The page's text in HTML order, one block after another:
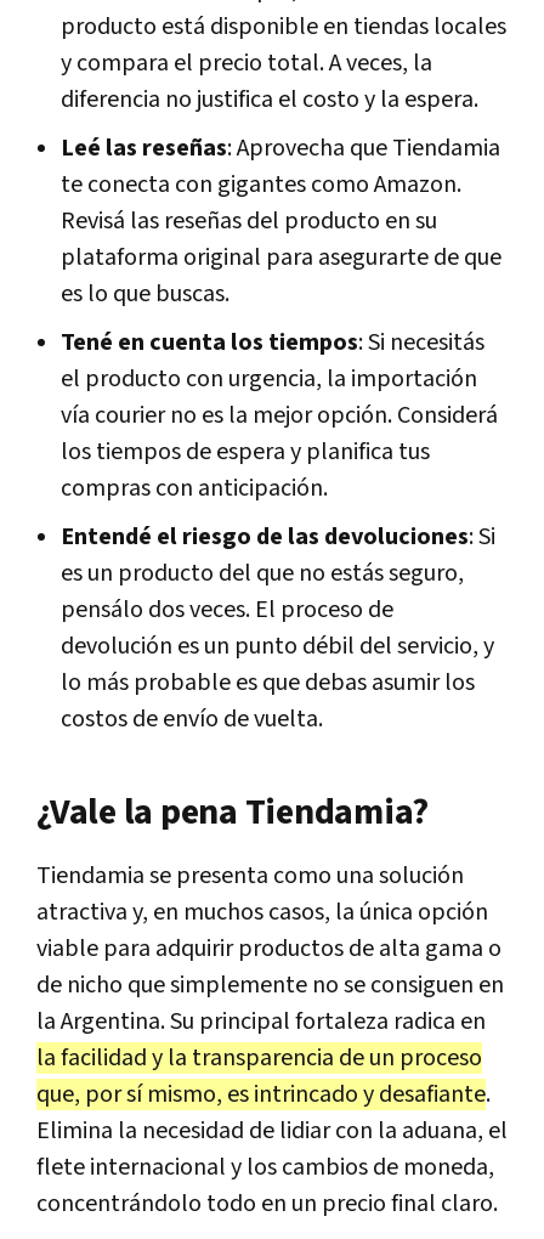
producto está disponible en tiendas locales
y compara el precio total. A veces, la
diferencia no justifica el costo y la espera.
Leé las reseñas: Aprovecha que Tiendamia
te conecta con gigantes como Amazon.
Revisá las reseñas del producto en su
plataforma original para asegurarte de que
es lo que buscas.
Tené en cuenta los tiempos: Si necesitás
el producto con urgencia, la importación
vía courier no es la mejor opción. Considerá
los tiempos de espera y planifica tus
compras con anticipación.
Entendé el riesgo de las devoluciones: Si
es un producto del que no estás seguro,
pensálo dos veces. El proceso de
devolución es un punto débil del servicio, y
lo más probable es que debas asumir los
costos de envío de vuelta.
¿Vale la pena Tiendamia?
Tiendamia se presenta como una solución
atractiva y, en muchos casos, la única opción
viable para adquirir productos de alta gama o
de nicho que simplemente no se consiguen en
la Argentina. Su principal fortaleza radica en
la facilidad y la transparencia de un proceso
que, por sí mismo, es intrincado y desafiante.
Elimina la necesidad de lidiar con la aduana, el
flete internacional y los cambios de moneda,
concentrándolo todo en un precio final claro.